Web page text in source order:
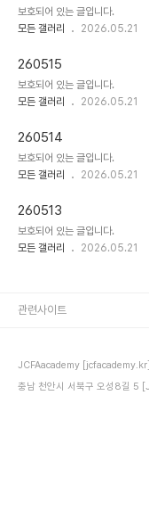
보호되어 있는 글입니다.
모든 갤러리
2026.05.21
260515
보호되어 있는 글입니다.
모든 갤러리
2026.05.21
260514
보호되어 있는 글입니다.
모든 갤러리
2026.05.21
260513
보호되어 있는 글입니다.
모든 갤러리
2026.05.21
JCFAacademy [jcfacademy.kr]
충남 천안시 서북구 오성8길
관련사이트